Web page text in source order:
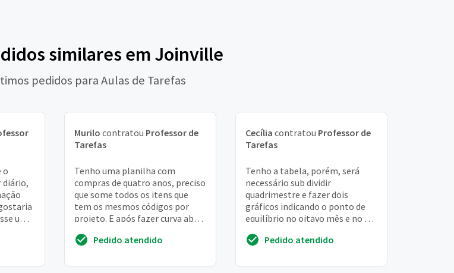
similares em Joinville
pedidos para Aulas de Tarefas
o
diário,
uma
Murilo contratou Professor de
Tarefas
Tenho uma planilha com
compras de quatro anos, preciso
que some todos os itens que
tem os mesmos códigos por
projeto. E após fazer curva abc
Pedido atendido
Cecília contratou Professor de
Tarefas
Tenho a tabela, porém, será
necessário sub dividir
quadrimestre e fazer dois
gráficos indicando o ponto de
equilíbrio no oitavo mês e no 13º
Fazer relaçã...
Pedido atendido